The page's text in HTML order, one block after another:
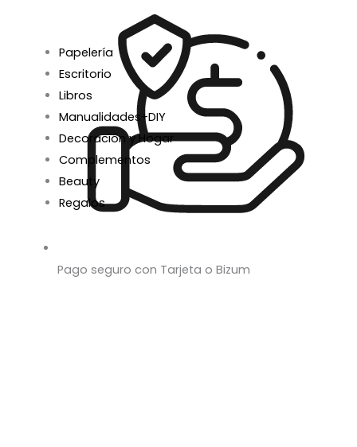
Papelería
Escritorio
Libros
Manualidades+DIY
Decoración y Hogar
Complementos
Beauty
Regalos
Pago seguro con Tarjeta o Bizum